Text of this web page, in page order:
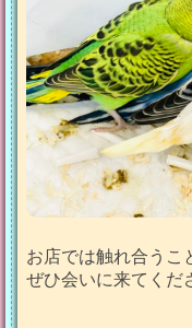
お店では触れ合うこ
ぜひ会いに来てくだ